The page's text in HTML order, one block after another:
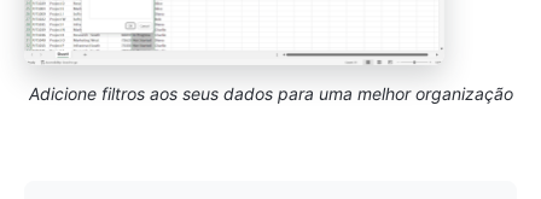
Adicione filtros aos seus dados para uma melhor organização